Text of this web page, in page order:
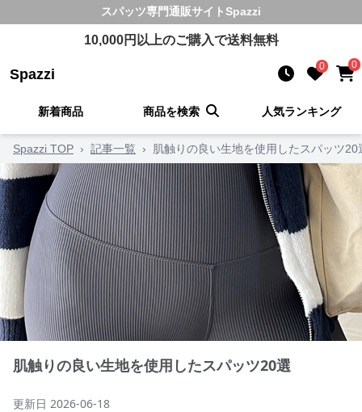
スパッツ専門通販サイトSpazzi
10,000円以上のご購入で送料無料
Spazzi 0 0
新着商品 商品を検索 人気ランキング
Spazzi TOP › 記事一覧 › 肌触りの良い生地を使用したスパッツ20
肌触りの良い生地を使用したスパッツ20選
更新日 2026-06-18